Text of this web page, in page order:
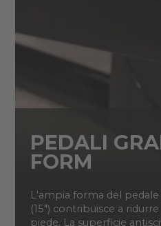
PEDALI
FORM
L'ampia forma del
(15") contribuisce a
piede. La superficie